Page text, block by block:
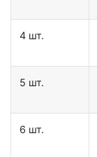
4 шт.
5 шт.
6 шт.